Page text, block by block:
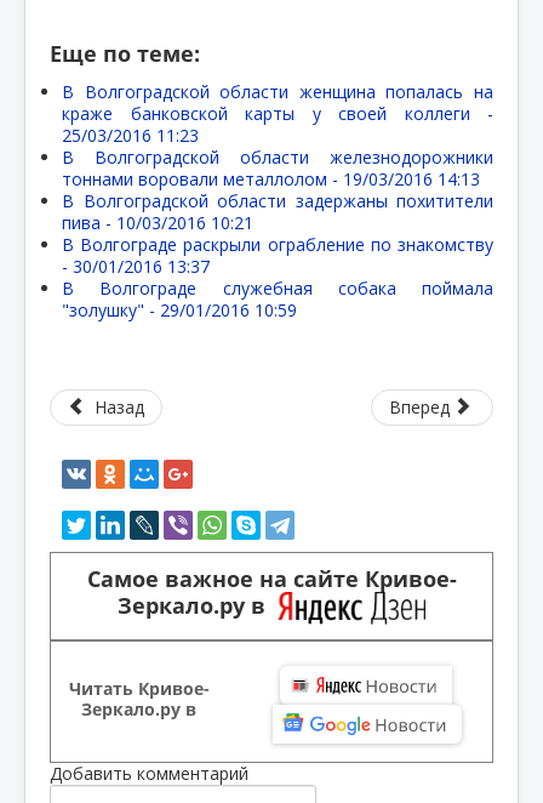
Еще по теме:
В Волгоградской области женщина попалась на
краже банковской карты у своей коллеги -
25/03/2016 11:23
В Волгоградской области железнодорожники
тоннами воровали металлолом - 19/03/2016 14:13
В Волгоградской области задержаны похитители
пива - 10/03/2016 10:21
В Волгограде раскрыли ограбление по знакомству
- 30/01/2016 13:37
В Волгограде служебная собака поймала
"золушку" - 29/01/2016 10:59
Назад Вперед
Самое важное на сайте Кривое-
Зеркало.ру в
Читать Кривое-
Зеркало.ру в
Добавить комментарий